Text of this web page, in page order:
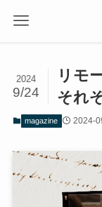
リモ
それ
2024
9/24
magazine 2024-